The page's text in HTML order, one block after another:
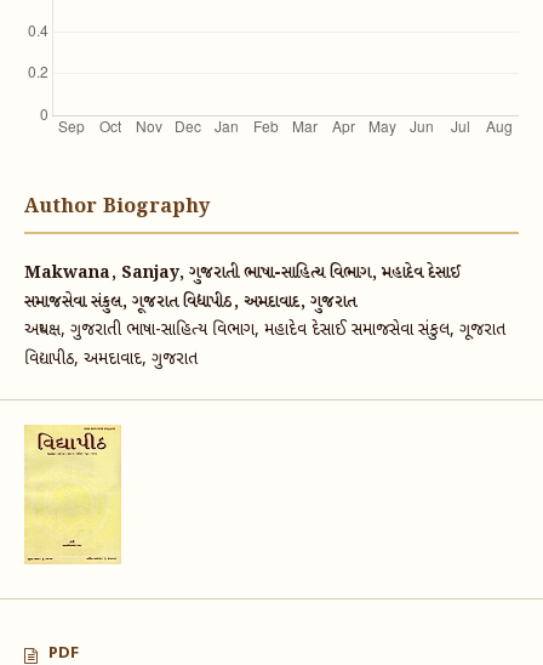
Author Biography
Makwana, Sanjay, ગુજરાતી ભાષા-સાહિત્ય વિભાગ, મહાદેવ દેસાઈ
સમાજસેવા સંકુલ, ગૂજરાત વિદ્યાપીઠ, અમદાવાદ, ગુજરાત
અધ્યક્ષ, ગુજરાતી ભાષા-સાહિત્ય વિભાગ, મહાદેવ દેસાઈ સમાજસેવા સંકુલ, ગૂજરાત
વિદ્યાપીઠ, અમદાવાદ, ગુજરાત
PDF